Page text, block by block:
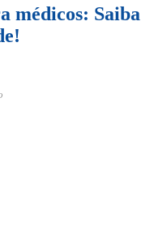
médicos: Saiba